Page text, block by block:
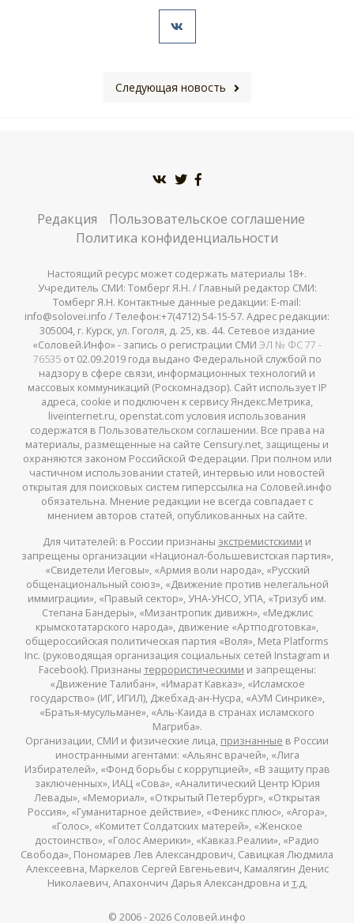
Следующая новость
Редакция
Пользовательское соглашение
Политика конфиденциальности
Настоящий ресурс может содержать материалы 18+.
Учредитель СМИ: Томберг Я.Н. / Главный редактор СМИ:
Томберг Я.Н. Контактные данные редакции: E-mail:
info@solovei.info / Телефон:+7(4712) 54-15-57. Адрес редакции:
305004, г. Курск, ул. Гоголя, д. 25, кв. 44. Сетевое издание
«Соловей.Инфо» - запись о регистрации СМИ ЭЛ № ФС 77 -
76535от 02.09.2019 года выдано Федеральной службой по
надзору в сфере связи, информационных технологий и
массовых коммуникаций (Роскомнадзор). Сайт использует IP
адреса, cookie и подключен к сервису Яндекс.Метрика,
liveinternet.ru, openstat.com условия использования
содержатся в Пользовательском соглашении. Все права на
материалы, размещенные на сайте Censury.net, защищены и
охраняются законом Российской Федерации. При полном или
частичном использовании статей, интервью или новостей
открытая для поисковых систем гиперссылка на Соловей.инфо
обязательна. Мнение редакции не всегда совпадает с
мнением авторов статей, опубликованных на сайте.
Для читателей: в России признаны экстремистскими и
запрещены организации «Национал-большевистская партия»,
«Свидетели Иеговы», «Армия воли народа», «Русский
общенациональный союз», «Движение против нелегальной
иммиграции», «Правый сектор», УНА-УНСО, УПА, «Тризуб им.
Степана Бандеры», «Мизантропик дивижн», «Меджлис
крымскотатарского народа», движение «Артподготовка»,
общероссийская политическая партия «Воля», Meta Platforms
Inc. (руководящая организация социальных сетей Instagram и
Facebook). Признаны террористическими и запрещены:
«Движение Талибан», «Имарат Кавказ», «Исламское
государство» (ИГ, ИГИЛ), Джебхад-ан-Нусра, «АУМ Синрике»,
«Братья-мусульмане», «Аль-Каида в странах исламского
Магриба».
Организации, СМИ и физические лица, признанные в России
иностранными агентами: «Альянс врачей», «Лига
Избирателей», «Фонд борьбы с коррупцией», «В защиту прав
заключенных», ИАЦ «Сова», «Аналитический Центр Юрия
Левады», «Мемориал», «Открытый Петербург», «Открытая
Россия», «Гуманитарное действие», «Феникс плюс», «Агора»,
«Голос», «Комитет Солдатских матерей», «Женское
достоинство», «Голос Америки», «Кавказ.Реалии», «Радио
Свобода», Пономарев Лев Александрович, Савицкая Людмила
Алексеевна, Маркелов Сергей Евгеньевич, Камалягин Денис
Николаевич, Апахончич Дарья Александровна и т.д.
© 2006 -2026 Соловей.инфо